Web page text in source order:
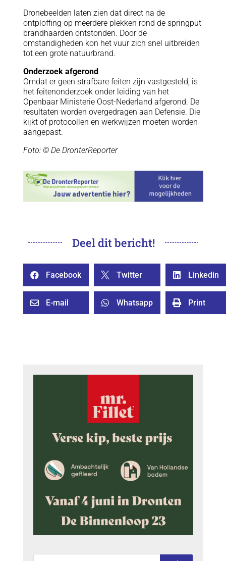
Dronebeelden laten zien dat direct na de
ontploffing op meerdere plekken rond de springput
brandhaarden ontstonden. Door de
omstandigheden kon het vuur zich snel uitbreiden
tot een grote natuurbrand.
Onderzoek afgerond
Omdat er geen strafbare feiten zijn vastgesteld, is
het feitenonderzoek onder leiding van het
Openbaar Ministerie Oost-Nederland afgerond. De
resultaten worden overgedragen aan Defensie. Die
kijkt of protocollen en werkwijzen moeten worden
aangepast.
Foto: © De DronterReporter
Deel dit bericht!
 Facebook  Twitter  Linkedin
 E-mail  Whatsapp  Print